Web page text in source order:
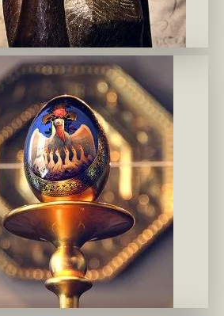
mir-gnozis.ru 3
mir-gnozis.ru 4